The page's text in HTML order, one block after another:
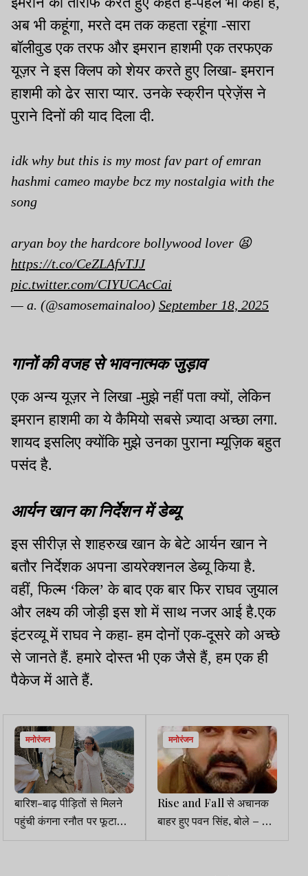
अब भी कहूंगा, मरते दम तक कहता रहूंगा -सारा
बॉलीवुड एक तरफ और इमरान हाशमी एक तरफएक
यूज़र ने इस क्लिप को शेयर करते हुए लिखा- इमरान
हाशमी को ढेर सारा प्यार. उनके स्क्रीन प्रेज़ेंस ने
पुराने दिनों की याद दिला दी.
idk why but this is my most fav part of emran
hashmi cameo maybe bcz my nostalgia with the
song
aryan boy the hardcore bollywood lover 😫
https://t.co/CeZLAfvTJJ
pic.twitter.com/CIYUCAcCai
— a. (@samosemainaloo) September 18, 2025
गानों की वजह से भावनात्मक जुड़ाव
एक अन्य यूज़र ने लिखा -मुझे नहीं पता क्यों, लेकिन
इमरान हाशमी का ये कैमियो सबसे ज़्यादा अच्छा लगा.
शायद इसलिए क्योंकि मुझे उनका पुराना म्यूज़िक बहुत
पसंद है.
आर्यन खान का निर्देशन में डेब्यू
इस सीरीज़ से शाहरुख खान के बेटे आर्यन खान ने
बतौर निर्देशक अपना डायरेक्शनल डेब्यू किया है.
वहीं, फिल्म ‘किल’ के बाद एक बार फिर राघव जुयाल
और लक्ष्य की जोड़ी इस शो में साथ नजर आई है.एक
इंटरव्यू में राघव ने कहा- हम दोनों एक-दूसरे को अच्छे
से जानते हैं. हमारे दोस्त भी एक जैसे हैं, हम एक ही
पैकेज में आते हैं.
मनोरंजन
बारिश-बाढ़ पीड़ितों से मिलने
पहुंची कंगना रनौत पर फूटा
लोगों का गुस्सा, बोले- बहुत देर
मनोरंजन
Rise and Fall से अचानक
बाहर हुए पवन सिंह, बोले – मैं
कभी कंटेस्टेंट था ही नहीं